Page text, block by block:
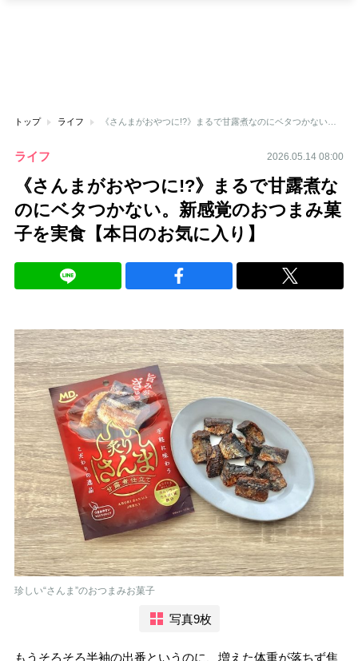
トップ ライフ 《さんまがおやつに!?》まるで甘露煮なのにベタつかない。新感覚のおつまみ菓子を実食【本日のお気に入り】
ライフ 2026.05.14 08:00
《さんまがおやつに!?》まるで甘露煮な
のにベタつかない。新感覚のおつまみ菓
子を実食【本日のお気に入り】
珍しい“さんま”のおつまみお菓子
写真9枚
もうそろそろ半袖の出番というのに、増えた体重が落ちず焦